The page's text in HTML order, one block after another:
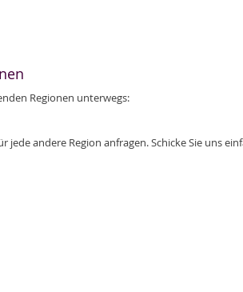
Regionen unterwegs:
jede andere Region anfragen. Schicke Sie uns